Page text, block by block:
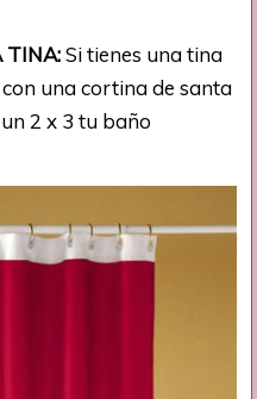
TINA:Si tienes una tina
una cortina de santa
2 x 3 tu baño